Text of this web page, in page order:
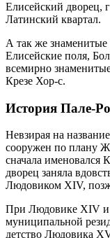
Елисейский дворец,
Латинский квартал.
А так же
Елисейские поля,
всемирно
Крезе Хор-с.
История Пале-
Невзирая на
сооружен по плану
сначала именовался
дворец заняла
Людовиком XIV,
При Людовике XIV и
муниципальной
детство Людовика